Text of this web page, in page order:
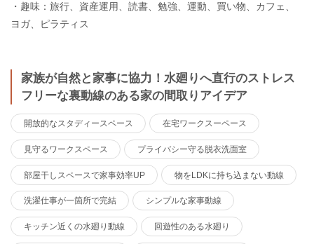
・趣味：旅行、資産運用、読書、勉強、運動、買い物、カフェ、
ヨガ、ピラティス
家族が自然と家事に協力！水廻りへ直行のストレス
フリーな裏動線のある家の間取りアイデア
開放的なスタディースペース 在宅ワークスーペース
見守るワークスペース プライバシー守る脱衣洗面室
部屋干しスペースで家事効率UP 物をLDKに持ち込まない動線
洗濯仕事が一箇所で完結 シンプルな家事動線
キッチン近くの水廻り動線 回遊性のある水廻り